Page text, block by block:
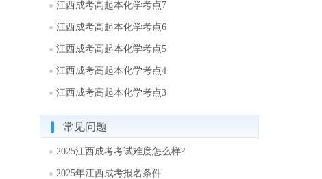
江西成考高起本化学考点7
江西成考高起本化学考点6
江西成考高起本化学考点5
江西成考高起本化学考点4
江西成考高起本化学考点3
常见问题
2025江西成考考试难度怎么样?
2025年江西成考报名条件